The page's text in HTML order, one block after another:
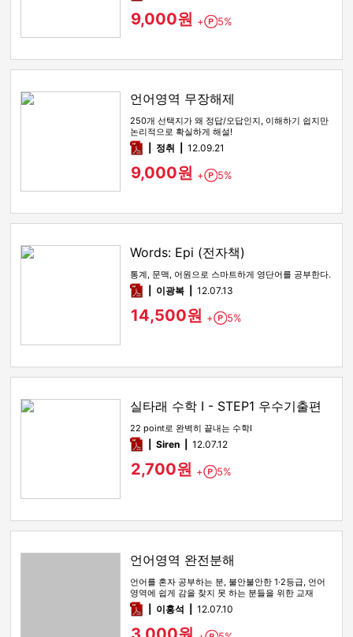
9,000원 + Point
5%
언어영역 무장해제
250개 선택지가 왜 정답/오답인지, 이해하기 쉽지만
논리적으로 확실하게 해설!
pdf정취 12.09.21
9,000원 + Point
5%
Words: Epi (전자책)
통계, 문맥, 어원으로 스마트하게 영단어를 공부한다.
pdf이광복 12.07.13
14,500원 + Point
5%
실타래 수학 I - STEP1 우수기출편
22 point로 완벽히 끝내는 수학Ⅰ
pdfSiren 12.07.12
2,700원 + Point
5%
언어영역 완전분해
언어를 혼자 공부하는 분, 불안불안한 1·2등급, 언어
영역에 쉽게 감을 찾지 못 하는 분들을 위한 교재
pdf이홍석 12.07.10